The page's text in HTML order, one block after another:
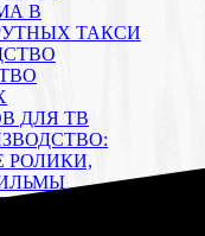
В
ТАКСИ
ДЛЯ ТВ
РОЛИКИ,